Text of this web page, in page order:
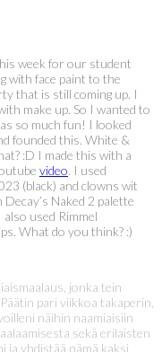
week for our student
with face paint to the
that is still coming up. I
make up. So I wanted to
so much fun! I looked
founded this. White &
:D I made this with a
video. I used
(black) and clowns wit
Naked 2 palette
also used Rimmel
What do you think? :)
jonka tein
pari viikkoa takaperin,
näihin naamiaisiin
sekä erilaisten
ja yhdistää nämä kaksi